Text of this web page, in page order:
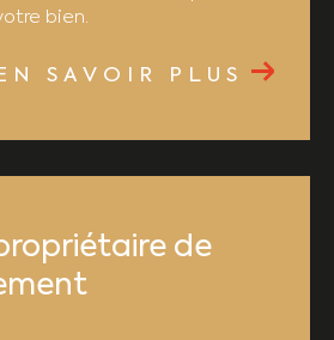
bien.
SAVOIR PLUS
de